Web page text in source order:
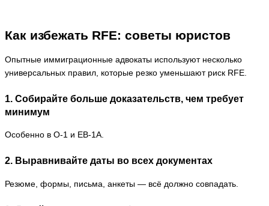
Как избежать RFE: советы юристов
Опытные иммиграционные адвокаты используют несколько
универсальных правил, которые резко уменьшают риск RFE.
1. Собирайте больше доказательств, чем требует
минимум
Особенно в O-1 и EB-1A.
2. Выравнивайте даты во всех документах
Резюме, формы, письма, анкеты — всё должно совпадать.